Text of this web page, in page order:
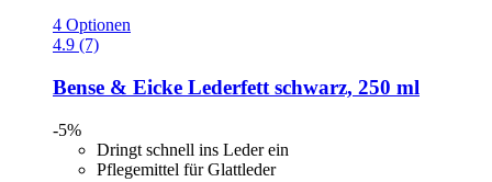
4 Optionen
4.9 (7)
Bense & Eicke Lederfett schwarz, 250 ml
-5%
Dringt schnell ins Leder ein
Pflegemittel für Glattleder